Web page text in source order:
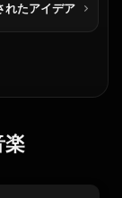
れたアイデア
楽